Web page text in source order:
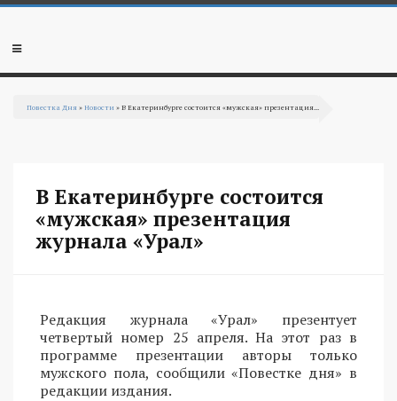
Перейти к основному содержанию
Мобильное
Повестка Дня »Новости » В Екатеринбурге состоится «мужская» презентация...
В Екатеринбурге состоится
«мужская» презентация
журнала «Урал»
Редакция журнала «Урал» презентует
четвертый номер 25 апреля. На этот раз в
программе презентации авторы только
мужского пола, сообщили «Повестке дня» в
редакции издания.